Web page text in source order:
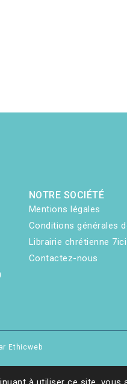
NOTRE SOCIÉTÉ
Mentions légales
Conditions générales
Librairie chrétienne 7ici
Contactez-nous
Ethicweb